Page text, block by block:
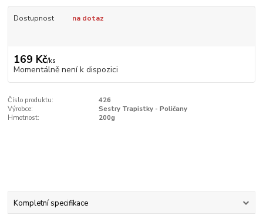
Dostupnost na dotaz
169 Kč/ks
Momentálně není k dispozici
Číslo produktu:
426
Výrobce:
Sestry Trapistky - Poličany
Hmotnost:
200g
Kompletní specifikace